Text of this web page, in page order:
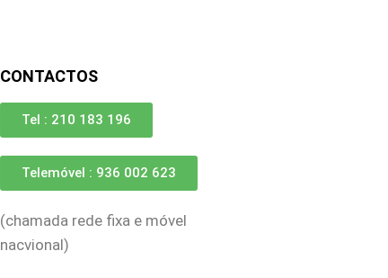
CONTACTOS
Tel : 210 183 196
Telemóvel : 936 002 623
(chamada rede fixa e móvel
nacvional)